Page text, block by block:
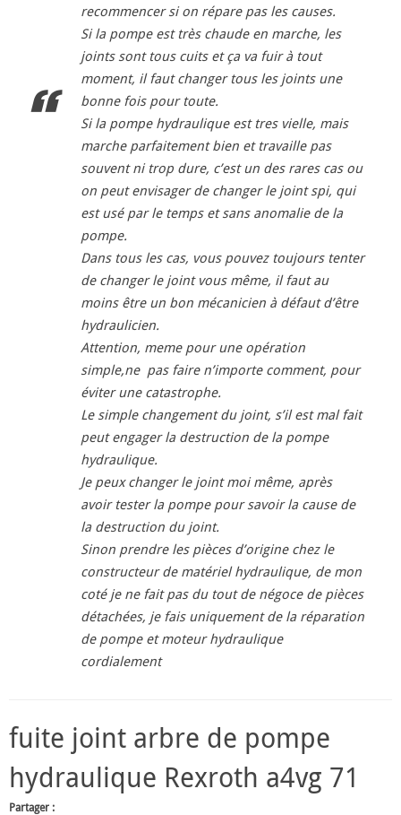
recommencer si on répare pas les causes.
Si la pompe est très chaude en marche, les
joints sont tous cuits et ça va fuir à tout
moment, il faut changer tous les joints une
bonne fois pour toute.
Si la pompe hydraulique est tres vielle, mais
marche parfaitement bien et travaille pas
souvent ni trop dure, c’est un des rares cas ou
on peut envisager de changer le joint spi, qui
est usé par le temps et sans anomalie de la
pompe.
Dans tous les cas, vous pouvez toujours tenter
de changer le joint vous même, il faut au
moins être un bon mécanicien à défaut d’être
hydraulicien.
Attention, meme pour une opération
simple,ne pas faire n’importe comment, pour
éviter une catastrophe.
Le simple changement du joint, s’il est mal fait
peut engager la destruction de la pompe
hydraulique.
Je peux changer le joint moi même, après
avoir tester la pompe pour savoir la cause de
la destruction du joint.
Sinon prendre les pièces d’origine chez le
constructeur de matériel hydraulique, de mon
coté je ne fait pas du tout de négoce de pièces
détachées, je fais uniquement de la réparation
de pompe et moteur hydraulique
cordialement
fuite joint arbre de pompe
hydraulique Rexroth a4vg 71
Partager :